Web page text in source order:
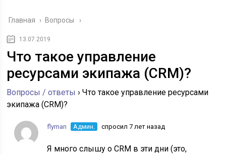
Главная › Вопросы
13.07.2019
Что такое управление
ресурсами экипажа (CRM)?
Вопросы / ответы ›Что такое управление ресурсами
экипажа (CRM)?
flyman Админ. спросил 7 лет назад
Я много слышу о CRM в эти дни (это,